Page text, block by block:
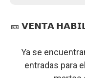
🎫 𝗩𝗘𝗡𝗧𝗔
Ya se
entradas para